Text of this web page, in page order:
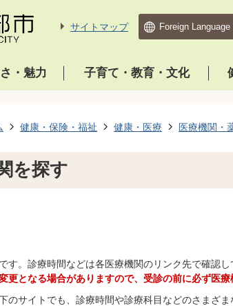
サイトマップ
・魅力 子育て・教育・文化
健康・保険・福祉 健康・医療 医療機関・
を探す
す。診療時間などは各医療機関のリンク先で確認し
更となる場合がありますので、受診の前に必ず医療
のサイトでも、診療時間や診療科目などのさまざ